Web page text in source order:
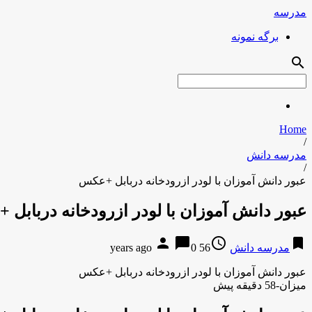
مدرسه
برگه نمونه
search
Home
/
مدرسه دانش
/
عبور دانش آموزان با لودر ازرودخانه دربابل +عکس
عبور دانش آموزان با لودر ازرودخانه
bookmark مدرسه دانش access_time
56 years ago
person chat_bubble0
عبور دانش آموزان با لودر ازرودخانه دربابل +عکس
میزان-58 دقیقه پیش